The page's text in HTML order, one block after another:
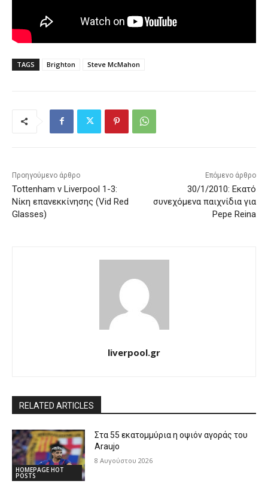
TAGS Brighton Steve McMahon
Προηγούμενο άρθρο
Tottenham v Liverpool 1-3:
Νίκη επανεκκίνησης (Vid Red
Glasses)
Επόμενο άρθρο
30/1/2010: Εκατό
συνεχόμενα παιχνίδια για
Pepe Reina
liverpool.gr
RELATED ARTICLES
HOMEPAGE HOT
POSTS
Στα 55 εκατομμύρια η οψιόν αγοράς του
Araujo
8 Αυγούστου 2026